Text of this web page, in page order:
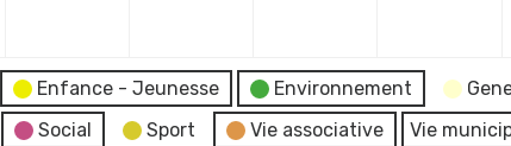
Enfance - Jeunesse Environnement
Social Sport Vie associative
Vie